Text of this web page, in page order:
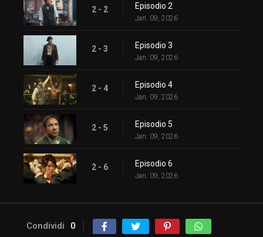
2 - 2 Episodio 2
Jan. 09, 2026
2 - 3 Episodio 3
Jan. 09, 2026
2 - 4 Episodio 4
Jan. 09, 2026
2 - 5 Episodio 5
Jan. 09, 2026
2 - 6 Episodio 6
Jan. 09, 2026
Condividi 0